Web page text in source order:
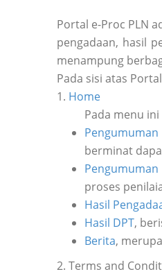
Portal e-Proc PLN
pengadaan, hasil
menampung
Pada sisi atas
1. Home
Pada menu
berminat
Pengumuman
proses
Hasil
Hasil DPT,
Berita,
2. Terms and